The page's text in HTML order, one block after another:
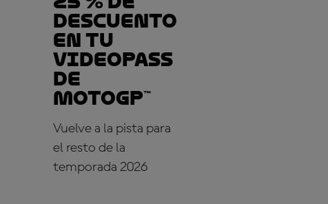
descuento
en tu
VideoPass
de
MotoGP™
Vuelve a la pista para
el resto de la
temporada 2026